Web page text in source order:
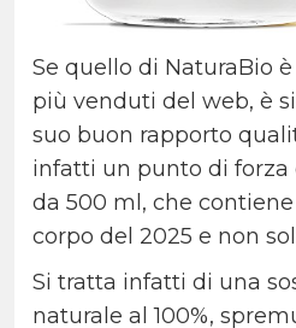
Se quello di NaturaBio
più venduti del web, è
suo buon rapporto
infatti un punto di forza
da 500 ml, che
corpo del 2025 e non
Si tratta infatti di una
naturale al 100%,